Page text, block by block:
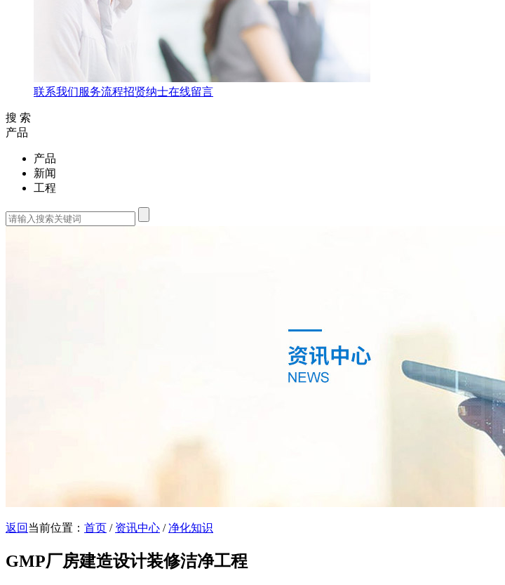
联系我们服务流程招贤纳士在线留言
搜 索
产品
产品
新闻
工程
返回 当前位置： 首页 / 资讯中心 /净化知识
GMP厂房建造设计装修洁净工程